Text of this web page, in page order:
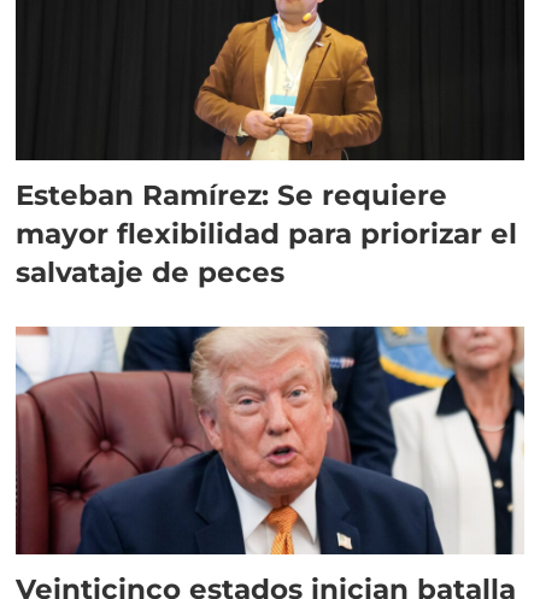
Esteban Ramírez: Se requiere
mayor flexibilidad para priorizar el
salvataje de peces
Veinticinco estados inician batalla